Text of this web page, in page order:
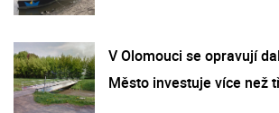
V Olomouci se opravují
Město investuje více než